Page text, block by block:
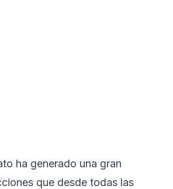
ha generado una gran
que desde todas las